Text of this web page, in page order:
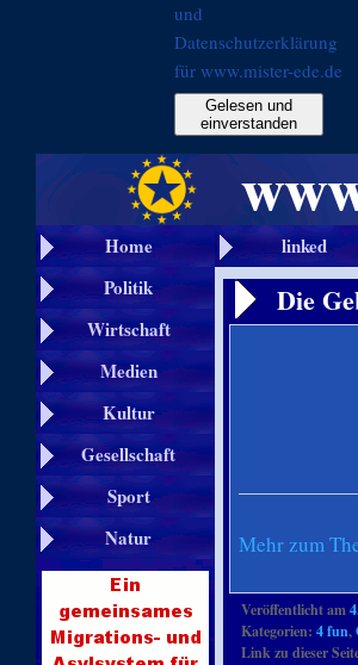
und
Datenschutzerklärung
für www.mister-ede.de
Gelesen und
einverstanden
Home linked
Politik
Wirtschaft
Medien
Kultur
Gesellschaft
Sport
Natur
Die
Mehr zum
Veröffentlicht am
Kategorien: 4 fun,
Link zu dieser